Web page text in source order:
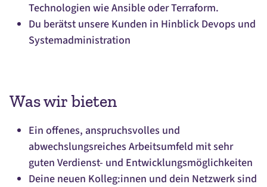
Technologien wie Ansible oder Terraform.
Du berätst unsere Kunden in Hinblick Devops und
Systemadministration
Was wir bieten
Ein offenes, anspruchsvolles und
abwechslungsreiches Arbeitsumfeld mit sehr
guten Verdienst- und Entwicklungsmöglichkeiten
Deine neuen Kolleg:innen und dein Netzwerk sind